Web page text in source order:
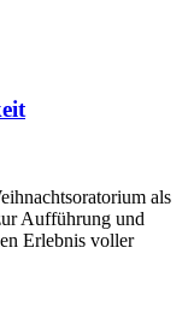
als
Aufführung und
Erlebnis voller